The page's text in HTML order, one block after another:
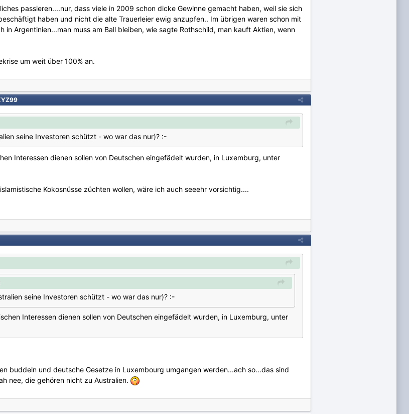
passieren....nur, dass viele in 2009 schon dicke Gewinne gemacht haben, weil sie sich
haben und nicht die alte Trauerleier ewig anzupfen.. Im übrigen waren schon mit
in Argentinien...man muss am Ball bleiben, wie sagte Rothschild, man kauft Aktien, wenn
um weit über 100% an.
seine Investoren schützt - wo war das nur)? :-
Interessen dienen sollen von Deutschen eingefädelt wurden, in Luxemburg, unter
Kokosnüsse züchten wollen, wäre ich auch seeehr vorsichtig....
seine Investoren schützt - wo war das nur)? :-
Interessen dienen sollen von Deutschen eingefädelt wurden, in Luxemburg, unter
buddeln und deutsche Gesetze in Luxembourg umgangen werden...ach so...das sind
nee, die gehören nicht zu Australien.